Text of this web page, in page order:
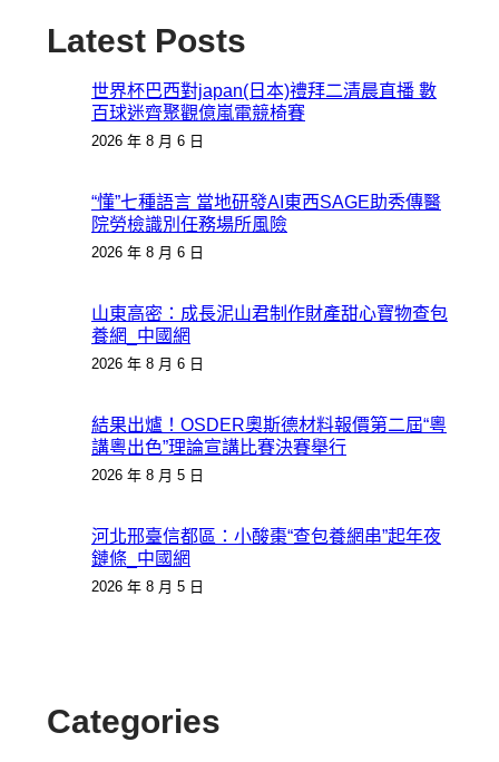
Latest Posts
世界杯巴西對japan(日本)禮拜二清晨直播 數
百球迷齊聚觀億嵐電競椅賽
2026 年 8 月 6 日
“懂”七種語言 當地研發AI東西SAGE助秀傳醫
院勞檢識別任務場所風險
2026 年 8 月 6 日
山東高密：成長泥山君制作財產甜心寶物查包
養網_中國網
2026 年 8 月 6 日
結果出爐！OSDER奧斯德材料報價第二屆“粵
講粵出色”理論宣講比賽決賽舉行
2026 年 8 月 5 日
河北邢臺信都區：小酸棗“查包養網串”起年夜
鏈條_中國網
2026 年 8 月 5 日
Categories